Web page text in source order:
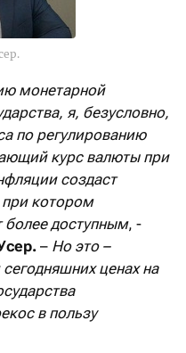
монетарной
я, безусловно,
по регулированию
курс валюты при
создаст
котором
более доступным, -
– Но это –
ценах на
в пользу